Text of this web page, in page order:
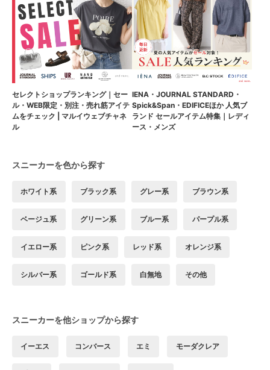
セレクトショップランキング｜セー
ル・WEB限定・別注・売れ筋アイテ
ムをチェック | マルイウェブチャネ
ル
IENA・JOURNAL STANDARD・
Spick&Span・EDIFICEほか 人気ブ
ランド セールアイテム特集｜レディ
ース・メンズ
スニーカーを色から探す
ホワイト系 ブラック系 グレー系 ブラウン系
ベージュ系 グリーン系 ブルー系 パープル系
イエロー系 ピンク系 レッド系 オレンジ系
シルバー系 ゴールド系 白無地 その他
スニーカーを他ショップから探す
イーエス コンバース エミ モーダクレア